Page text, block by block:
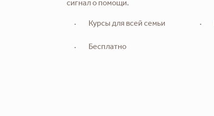
сигнал о помощи.
Курсы для всей семьи
Бесплатно